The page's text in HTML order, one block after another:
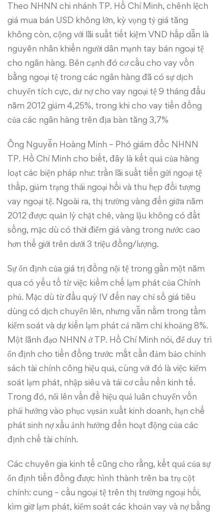
Theo NHNN chi nhánh TP. Hồ Chí Minh, chênh lệch
giá mua bán USD không lớn, kỳ vọng tỷ giá tăng
không còn, cộng với lãi suất tiết kiệm VND hấp dẫn là
nguyên nhân khiến người dân mạnh tay bán ngoại tệ
cho ngân hàng. Bên cạnh đó cơ cấu cho vay vốn
bằng ngoại tệ trong các ngân hàng đã có sự dịch
chuyển tích cực, dư nợ cho vay ngoại tệ 9 tháng đầu
năm 2012 giảm 4,25%, trong khi cho vay tiền đồng
của các ngân hàng trên địa bàn tăng 3,7%
Ông Nguyễn Hoàng Minh – Phó giám đốc NHNN
TP. Hồ Chí Minh cho biết, đây là kết quả của hàng
loạt các biện pháp như: trần lãi suất tiền gửi ngoại tệ
thấp, giảm trạng thái ngoại hối và thu hẹp đối tượng
vay ngoại tệ. Ngoài ra, thị trường vàng đến giữa năm
2012 được quản lý chặt chẽ, vàng lậu không có đất
sống, mặc dù có thời điểm giá vàng trong nước cao
hơn thế giới trên dưới 3 triệu đồng/lượng.
Sự ổn định của giá trị đồng nội tệ trong gần một năm
qua có yếu tố từ việc kiềm chế lạm phát của Chính
phủ. Mặc dù từ đầu quý IV đến nay chỉ số giá tiêu
dùng có dịch chuyển lên, nhưng vẫn nằm trong tầm
kiểm soát và dự kiến lạm phát cả năm chỉ khoảng 8%.
Một lãnh đạo NHNN ở TP. Hồ Chí Minh nói, để duy trì
ổn định cho tiền đồng trước mắt cần đảm bảo chính
sách tài chính công hiệu quả, cùng với đó là việc kiểm
soát lạm phát, nhập siêu và tái cơ cấu nền kinh tế.
Trong đó, nổi lên vấn đề hiệu quả luân chuyển vốn
phải hướng vào phục vụsản xuất kinh doanh, hạn chế
phát sinh nợ xấu ảnh hưởng đến hoạt động của các
định chế tài chính.
Các chuyên gia kinh tế cũng cho rằng, kết quả của sự
ổn định tiền đồng được hình thành trên ba trụ cột
chính: cung – cầu ngoại tệ trên thị trường ngoại hối,
kìm giữ lạm phát, kiểm soát các khoản vay và nợ bằng